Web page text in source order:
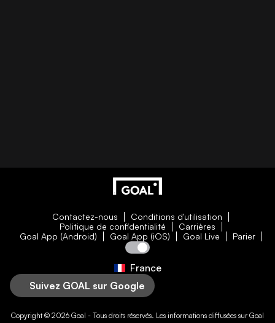
Contactez-nous
Conditions d'utilisation
Politique de confidentialité
Carrières
Goal App (Android)
Goal App (iOS) Goal Live Parier
France
Suivez GOAL sur Google
Copyright © 2026 Goal - Tous droits réservés. Les informations diffusées surGoal